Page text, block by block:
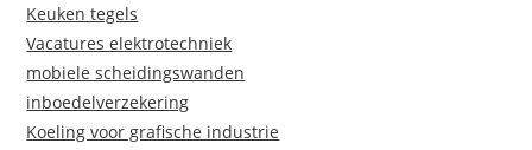
Keuken tegels
Vacatures elektrotechniek
mobiele scheidingswanden
inboedelverzekering
Koeling voor grafische industrie